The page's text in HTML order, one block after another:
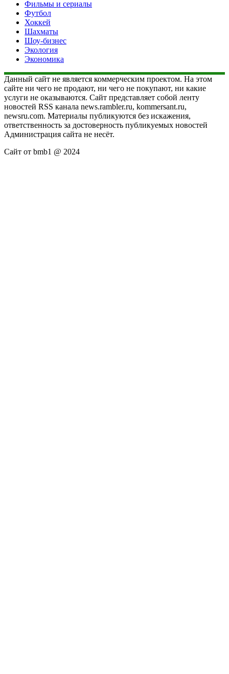
Фильмы и сериалы
Футбол
Хоккей
Шахматы
Шоу-бизнес
Экология
Экономика
Данный сайт не является коммерческим проектом. На этом
сайте ни чего не продают, ни чего не покупают, ни какие
услуги не оказываются. Сайт представляет собой ленту
новостей RSS канала news.rambler.ru, kommersant.ru,
newsru.com. Материалы публикуются без искажения,
ответственность за достоверность публикуемых новостей
Администрация сайта не несёт.
Сайт от bmb1 @ 2024